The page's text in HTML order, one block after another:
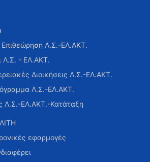
Επιθεώρηση Λ.Σ.-ΕΛ.ΑΚΤ.
Λ.Σ. - ΕΛ.ΑΚΤ.
Διοικήσεις Λ.Σ.-ΕΛ.ΑΚΤ.
Λ.Σ.-ΕΛ.ΑΚΤ.
Λ.Σ.-ΕΛ.ΑΚΤ.-Κατάταξη
εφαρμογές